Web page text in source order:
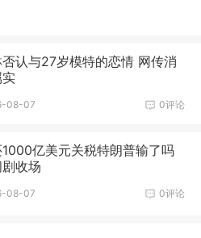
认与27岁模特的恋情 网传消
0评论
08-07
亿美元关税特朗普输了吗
收场
0评论
08-07